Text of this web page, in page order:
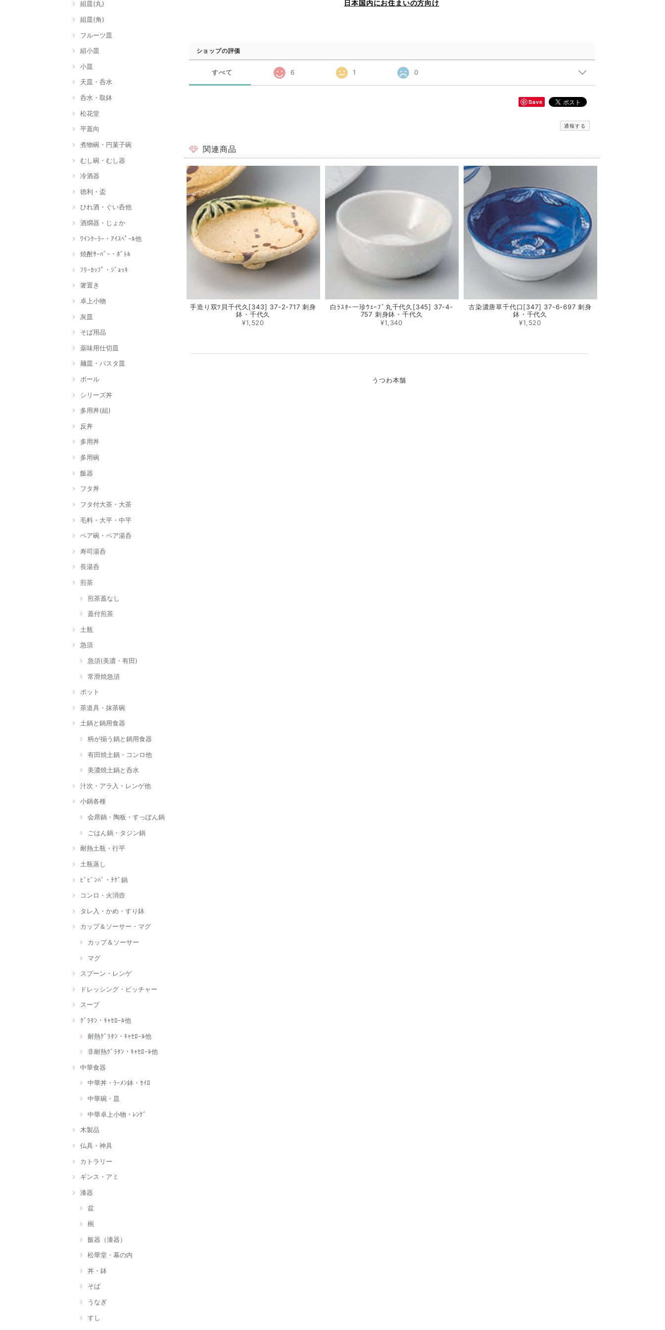
組皿(丸)
組皿(角)
フルーツ皿
組小皿
小皿
天皿・呑水
呑水・取鉢
松花堂
平蓋向
煮物碗・円菓子碗
むし碗・むし器
冷酒器
徳利・盃
ひれ酒・ぐい呑他
酒燗器・じょか
ﾜｲﾝｸｰﾗｰ・ｱｲｽﾍﾟｰﾙ他
焼酎ｻｰﾊﾞｰ・ﾎﾞﾄﾙ
ﾌﾘｰｶｯﾌﾟ・ｼﾞｮｯｷ
箸置き
卓上小物
灰皿
そば用品
薬味用仕切皿
麺皿・パスタ皿
ボール
シリーズ丼
多用丼(組)
反丼
多用丼
多用碗
飯器
フタ丼
フタ付大茶・大茶
毛料・大平・中平
ペア碗・ペア湯呑
寿司湯呑
長湯呑
煎茶
煎茶蓋なし
蓋付煎茶
土瓶
急須
急須(美濃・有田)
常滑焼急須
ポット
茶道具・抹茶碗
土鍋と鍋用食器
柄が揃う鍋と鍋用食器
有田焼土鍋・コンロ他
美濃焼土鍋と呑水
汁次・アラ入・レンゲ他
小鍋各種
会席鍋・陶板・すっぽん鍋
ごはん鍋・タジン鍋
耐熱土瓶・行平
土瓶蒸し
ﾋﾞﾋﾞﾝﾊﾞ・ﾁｹﾞ鍋
コンロ・火消壺
タレ入・かめ・すり鉢
カップ＆ソーサー・マグ
カップ＆ソーサー
マグ
スプーン・レンゲ
ドレッシング・ピッチャー
スープ
ｸﾞﾗﾀﾝ・ｷｬｾﾛｰﾙ他
耐熱ｸﾞﾗﾀﾝ・ｷｬｾﾛｰﾙ他
非耐熱ｸﾞﾗﾀﾝ・ｷｬｾﾛｰﾙ他
中華食器
中華丼・ﾗｰﾒﾝ鉢・ｾｲﾛ
中華碗・皿
中華卓上小物・ﾚﾝｹﾞ
木製品
仏具・神具
カトラリー
ギンス・アミ
漆器
盆
椀
飯器（漆器）
松華堂・幕の内
丼・鉢
そば
うなぎ
すし
日本国内にお住まいの方向け
ショップの評価
すべて 6 1 0
Save
通報する
関連商品
手造り双ﾂ貝千代久[343] 37-2-717 刺身
鉢・千代久
¥1,520
白ﾗｽﾀｰ一珍ｳｪｰﾌﾞ丸千代久[345] 37-4-
757 刺身鉢・千代久
¥1,340
古染濃唐草千代口[347] 37-6-697 刺身
鉢・千代久
¥1,520
うつわ本舗